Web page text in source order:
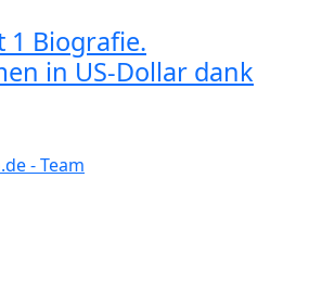
1 Biografie.
in US-Dollar dank
- Team